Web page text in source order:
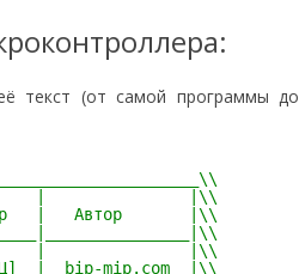
текст (от самой программы до
|               |\\
|   Автор       |\\
|               |\\
|  bip-mip.com  |\\